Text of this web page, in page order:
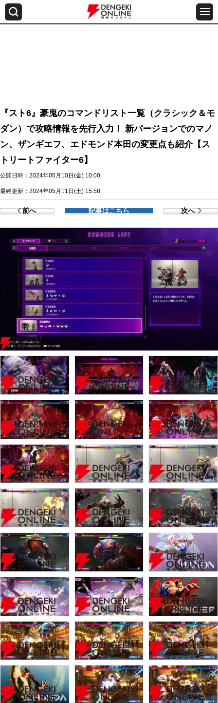
『スト6』豪鬼のコマンドリスト一覧（クラシック＆モ
ダン）で攻略情報を先行入力！ 新バージョンでのマノ
ン、ザンギエフ、エドモンド本田の変更点も紹介【ス
トリートファイター6】
公開日時：2024年05月10日(金) 10:00
最終更新：2024年05月11日(土) 15:58
前へ 記事はこちら 次へ